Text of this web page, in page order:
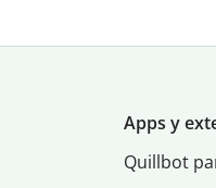
Apps y
Quillbot